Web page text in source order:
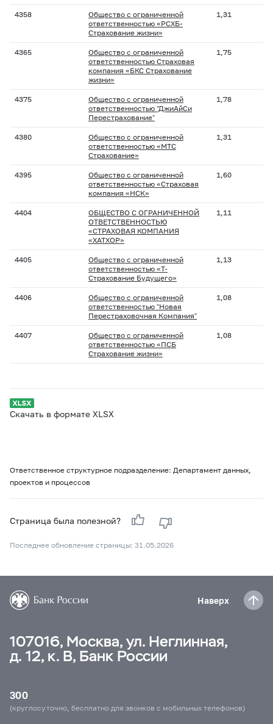
4358
Общество с ограниченной
ответственностью «РСХБ-
Страхование жизни»
1,31
4365
Общество с ограниченной
ответственностью Страховая
компания «БКС Страхование
жизни»
1,75
4375
Общество с ограниченной
ответственностью "ДжиАйСи
Перестрахование"
1,78
4380
Общество с ограниченной
ответственностью «МТС
Страхование»
1,31
4395
Общество с ограниченной
ответственностью «Страховая
компания «НСК»
1,60
4404
ОБЩЕСТВО С ОГРАНИЧЕННОЙ
ОТВЕТСТВЕННОСТЬЮ
«СТРАХОВАЯ КОМПАНИЯ
«ХАТХОР»
1,11
4405
Общество с ограниченной
ответственностью «Т-
Страхование Будущего»
1,13
4406
Общество с ограниченной
ответственностью "Новая
Перестраховочная Компания"
1,08
4407
Общество с ограниченной
ответственностью «ПСБ
Страхование жизни»
1,08
Скачать в формате XLSX
Ответственное структурное подразделение: Департамент данных,
проектов и процессов
Страница была полезной?
Последнее обновление страницы: 31.05.2026
Наверх
107016, Москва, ул. Неглинная,
д. 12, к. В, Банк России
300
(круглосуточно, бесплатно для звонков с мобильных телефонов)